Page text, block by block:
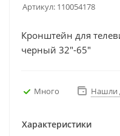
Артикул: 110054178
Кронштейн для
черный 32"-65"
Много Нашли
Характеристики